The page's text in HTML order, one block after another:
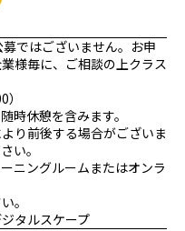
チュートリアル
検定
その他
facebook
ではございません。お申
様毎に、ご相談の上クラス
時休憩を含みます。
り前後する場合がございま
い。
ニングルームまたはオンラ
。
タルスケープ